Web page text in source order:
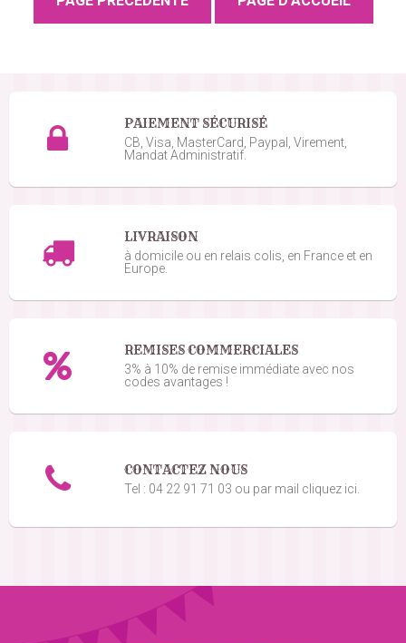
PAIEMENT SÉCURISÉ
CB, Visa, MasterCard, Paypal, Virement,
Mandat Administratif.
LIVRAISON
à domicile ou en relais colis, en France et en
Europe.
REMISES COMMERCIALES
3% à 10% de remise immédiate avec nos
codes avantages !
CONTACTEZ NOUS
Tel : 04 22 91 71 03 ou par mail cliquez ici.